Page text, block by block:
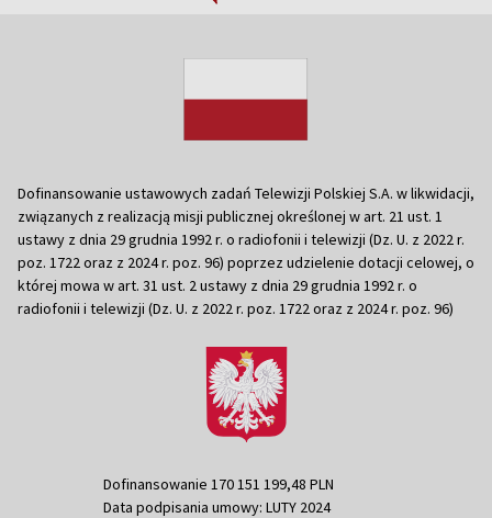
Dofinansowanie ustawowych zadań Telewizji Polskiej S.A. w likwidacji,
związanych z realizacją misji publicznej określonej w art. 21 ust. 1
ustawy z dnia 29 grudnia 1992 r. o radiofonii i telewizji (Dz. U. z 2022 r.
poz. 1722 oraz z 2024 r. poz. 96) poprzez udzielenie dotacji celowej, o
której mowa w art. 31 ust. 2 ustawy z dnia 29 grudnia 1992 r. o
radiofonii i telewizji (Dz. U. z 2022 r. poz. 1722 oraz z 2024 r. poz. 96)
Dofinansowanie 170 151 199,48 PLN
Data podpisania umowy: LUTY 2024